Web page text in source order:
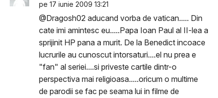
pe 17 iunie 2009 13:21
@Dragosh02 aducand vorba de vatican..... Din
cate imi amintesc eu.....Papa Ioan Paul al II-lea a
sprijinit HP pana a murit. De la Benedict incoace
lucrurile au cunoscut intorsaturi....el nu prea e
"fan" al seriei....si priveste cartile dintr-o
perspectiva mai religioasa.....oricum o multime
de parodii se fac pe seama lui in filme de